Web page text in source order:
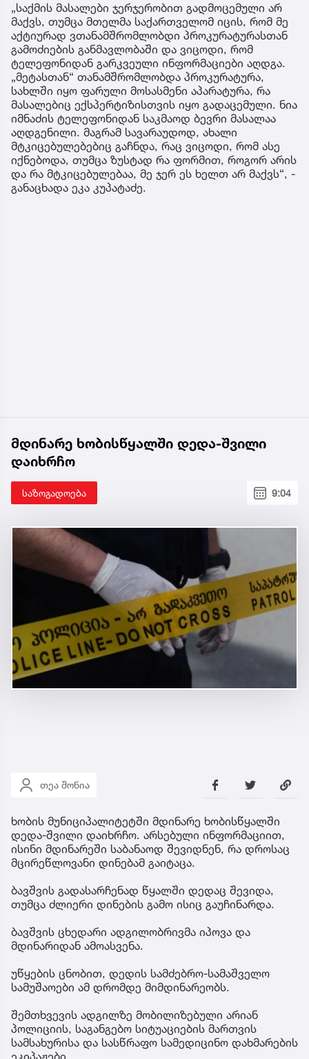
„საქმის მასალები ჯერჯერობით გადმოცემული არ
მაქვს, თუმცა მთელმა საქართველომ იცის, რომ მე
აქტიურად ვთანამშრომლობდი პროკურატურასთან
გამოძიების განმავლობაში და ვიცოდი, რომ
ტელეფონიდან გარკვეული ინფორმაციები აღდგა.
„მეტასთან“ თანამშრომლობდა პროკურატურა,
სახლში იყო ფარული მოსასმენი აპარატურა, რა
მასალებიც ექსპერტიზისთვის იყო გადაცემული. ნია
იმნაძის ტელეფონიდან საკმაოდ ბევრი მასალაა
აღდგენილი. მაგრამ სავარაუდოდ, ახალი
მტკიცებულებებიც გაჩნდა, რაც ვიცოდი, რომ ასე
იქნებოდა, თუმცა ზუსტად რა ფორმით, როგორ არის
და რა მტკიცებულებაა, მე ჯერ ეს ხელთ არ მაქვს“, -
განაცხადა ეკა კუპატაძე.
მდინარე ხობისწყალში დედა-შვილი
დაიხრჩო
საზოგადოება 9:04
თეა შონია
ხობის მუნიციპალიტეტში მდინარე ხობისწყალში
დედა-შვილი დაიხრჩო. არსებული ინფორმაციით,
ისინი მდინარეში საბანაოდ შევიდნენ, რა დროსაც
მცირეწლოვანი დინებამ გაიტაცა.
ბავშვის გადასარჩენად წყალში დედაც შევიდა,
თუმცა ძლიერი დინების გამო ისიც გაუჩინარდა.
ბავშვის ცხედარი ადგილობრივმა იპოვა და
მდინარიდან ამოასვენა.
უწყების ცნობით, დედის სამძებრო-სამაშველო
სამუშაოები ამ დრომდე მიმდინარეობს.
შემთხვევის ადგილზე მობილიზებული არიან
პოლიციის, საგანგებო სიტუაციების მართვის
სამსახურისა და სასწრაფო სამედიცინო დახმარების
ეკიპაჟები.